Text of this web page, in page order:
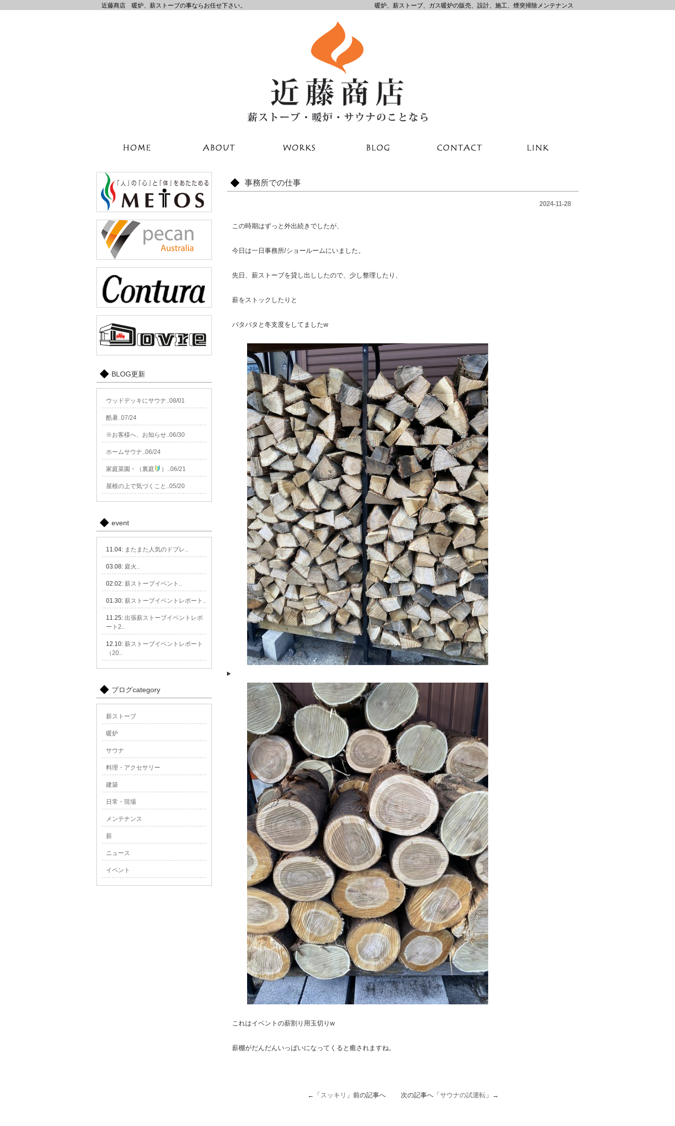
近藤商店 暖炉、薪ストーブの事ならお任せ下さい。 暖炉、薪ストーブ、ガス暖炉の販売、設計、施工、煙突掃除メンテナンス
事務所での仕事
2024-11-28
この時期はずっと外出続きでしたが、
今日は一日事務所/ショールームにいました。
先日、薪ストーブを貸し出ししたので、少し整理したり、
薪をストックしたりと
バタバタと冬支度をしてましたw
これはイベントの薪割り用玉切りw
薪棚がだんだんいっぱいになってくると癒されますね。
←「 スッキリ 」前の記事へ 次の記事へ「サウナの試運転」→
BLOG更新
ウッドデッキにサウナ..08/01
酷暑..07/24
※お客様へ、お知らせ..06/30
ホームサウナ..06/24
家庭菜園・（裏庭 ）..06/21
屋根の上で気づくこと..05/20
event
11.04: またまた人気のドブレ..
03.08: 庭火..
02.02: 薪ストーブイベント..
01.30: 薪ストーブイベントレポート..
11.25: 出張薪ストーブイベントレポ
ート2..
12.10: 薪ストーブイベントレポート
（20..
ブログcategory
薪ストーブ
暖炉
サウナ
料理・アクセサリー
建築
日常・現場
メンテナンス
薪
ニュース
イベント